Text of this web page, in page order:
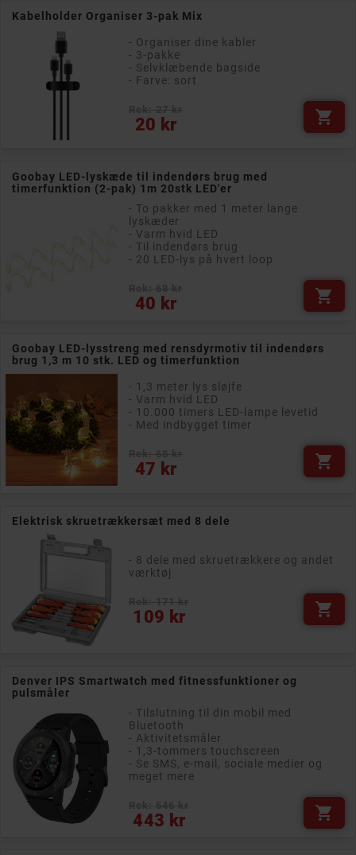
Kabelholder Organiser 3-pak Mix
- Organiser dine kabler
- 3-pakke
- Selvklæbende bagside
- Farve: sort
20 kr
Pris 
Goobay LED-lyskæde til indendørs brug med
timerfunktion (2-pak) 1m 20stk LED'er
- To pakker med 1 meter lange
lyskæder
- Varm hvid LED
- Til indendørs brug
- 20 LED-lys på hvert loop
40 kr
Pris 
Goobay LED-lysstreng med rensdyrmotiv til indendørs
brug 1,3 m 10 stk. LED og timerfunktion
- 1,3 meter lys sløjfe
- Varm hvid LED
- 10.000 timers LED-lampe levetid
- Med indbygget timer
47 kr
Pris 
Elektrisk skruetrækkersæt med 8 dele
- 8 dele med skruetrækkere og andet
værktøj
109 kr
Pris 
Denver IPS Smartwatch med fitnessfunktioner og
pulsmåler
- Tilslutning til din mobil med
Bluetooth
- Aktivitetsmåler
- 1,3-tommers touchscreen
- Se SMS, e-mail, sociale medier og
meget mere
443 kr
Pris 